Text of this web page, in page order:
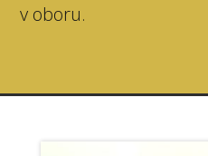
v oboru.